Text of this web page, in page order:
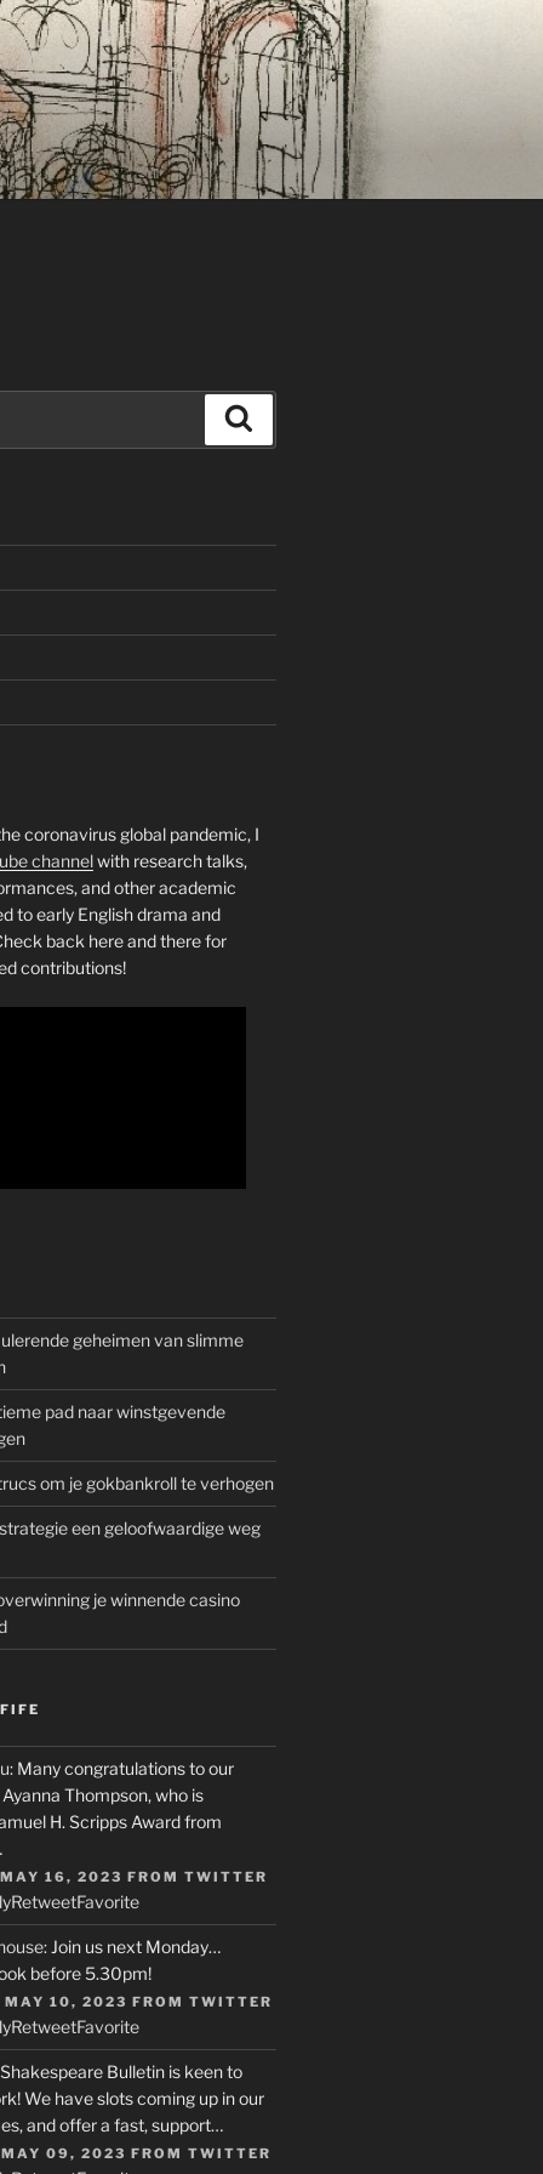
coronavirus global pandemic, I
channelwith research talks,
and other academic
to early English drama and
back here and there for
contributions!
geheimen van slimme
pad naar winstgevende
om je gokbankroll te verhogen
een geloofwaardige weg
je winnende casino
: Many congratulations to our
Thompson, who is
H. Scripps Award from
16, 2023 FROM TWITTER
RetweetFavorite
: Join us next Monday…
before 5.30pm!
10, 2023 FROM TWITTER
RetweetFavorite
Bulletin is keen to
We have slots coming up in our
and offer a fast, support…
09, 2023 FROM TWITTER